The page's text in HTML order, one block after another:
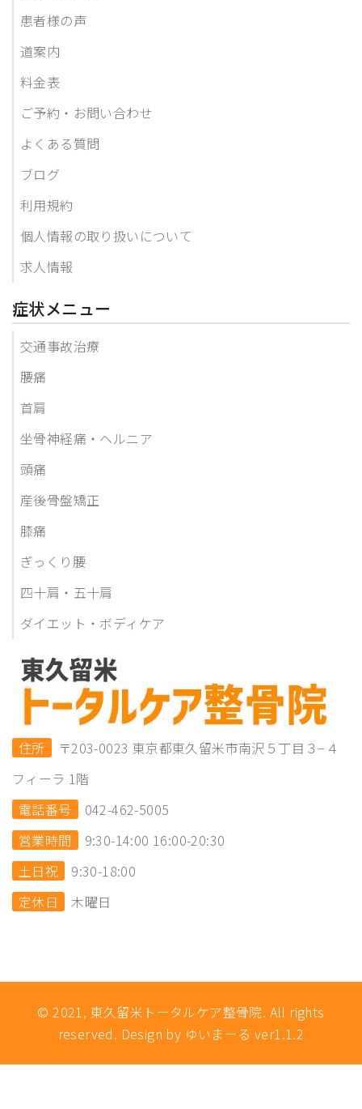
患者様の声
道案内
料金表
ご予約・お問い合わせ
よくある質問
ブログ
利用規約
個人情報の取り扱いについて
求人情報
症状メニュー
交通事故治療
腰痛
首肩
坐骨神経痛・ヘルニア
頭痛
産後骨盤矯正
膝痛
ぎっくり腰
四十肩・五十肩
ダイエット・ボディケア
住所
〒203-0023 東京都東久留米市南沢５丁目３−４
フィーラ 1階
電話番号
042-462-5005
営業時間
9:30-14:00 16:00-20:30
土日祝
9:30-18:00
定休日
木曜日
© 2021, 東久留米トータルケア整骨院. All rights
reserved. Design by ゆいまーる ver1.1.2